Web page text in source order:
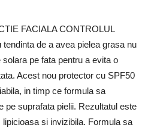
FACIALA CONTROLUL
tendinta de a avea pielea grasa nu
pe fata pentru a evita o
Acest nou protector cu SPF50
in timp ce formula sa
pe suprafata pielii. Rezultatul este
si invizibila. Formula sa